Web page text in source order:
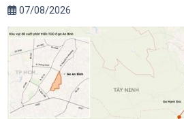
07/08/2026